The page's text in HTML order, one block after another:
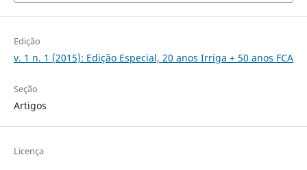
Edição
v. 1 n. 1 (2015): Edição Especial, 20 anos Irriga + 50 anos FCA
Seção
Artigos
Licença